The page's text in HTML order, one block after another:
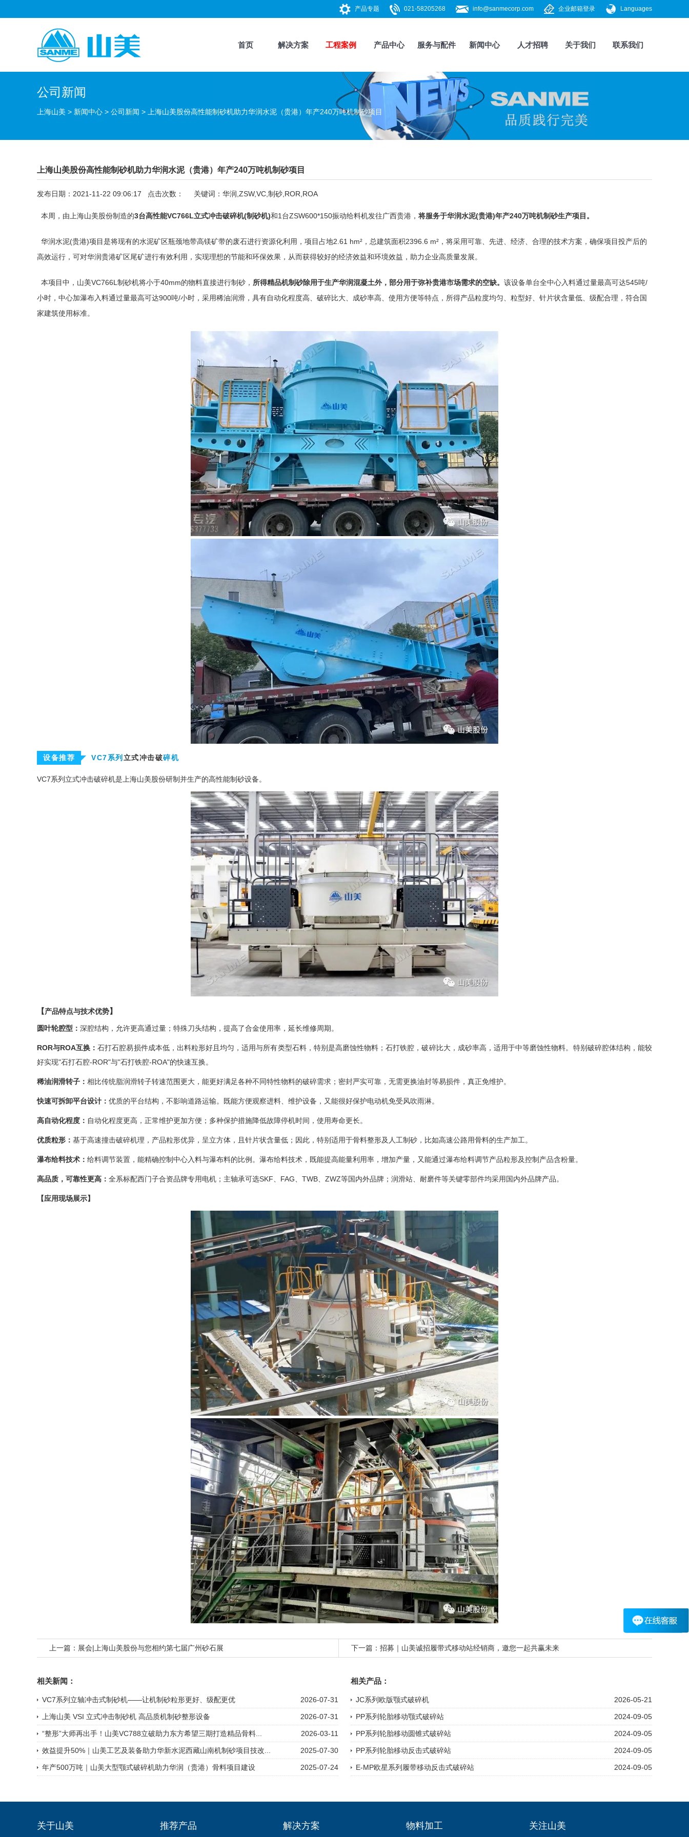
Languages
企业邮箱登录
info@sanmecorp.com
021-58205268
产品专题
首页 解决方案 工程案例 产品中心 服务与配件 新闻中心 人才招聘 关于我们 联系我们
公司新闻
上海山美 > 新闻中心 > 公司新闻 > 上海山美股份高性能制砂机助力华润水泥（贵港）年产240万吨机制砂项目
上海山美股份高性能制砂机助力华润水泥（贵港）年产240万吨机制砂项目
发布日期：2021-11-22 09:06:17 点击次数： 关键词：华润,ZSW,VC,制砂,ROR,ROA
本周，由上海山美股份制造的3台高性能VC766L立式冲击破碎机(制砂机)和1台ZSW600*150振动给料机发往广西贵港， 将服务于华润水泥(贵港)年产240万吨机制砂生产项目。
华润水泥(贵港)项目是将现有的水泥矿区瓶颈地带高镁矿带的废石进行资源化利用，项目占地2.61 hm²，总建筑面积2396.6 m²，将采用可靠、先进、经济、合理的技术方案，确保项目投产后的
高效运行，可对华润贵港矿区尾矿进行有效利用，实现理想的节能和环保效果，从而获得较好的经济效益和环境效益，助力企业高质量发展。
本项目中，山美VC766L制砂机将小于40mm的物料直接进行制砂， 所得精品机制砂除用于生产华润混凝土外，部分用于弥补贵港市场需求的空缺。 该设备单台全中心入料通过量最高可达545吨/
小时，中心加瀑布入料通过量最高可达900吨/小时，采用稀油润滑，具有自动化程度高、破碎比大、成砂率高、使用方便等特点，所得产品粒度均匀、粒型好、针片状含量低、级配合理，符合国
家建筑使用标准。
设备推荐 VC7系列 立式冲击破碎机
VC7系列立式冲击破碎机是上海山美股份研制并生产的高性能制砂设备。
【产品特点与技术优势】
圆叶轮腔型： 深腔结构，允许更高通过量；特殊刀头结构，提高了合金使用率，延长维修周期。
ROR与ROA互换：石打石腔易损件成本低，出料粒形好且均匀，适用与所有类型石料，特别是高磨蚀性物料；石打铁腔，破碎比大，成砂率高，适用于中等磨蚀性物料。特别破碎腔体结构，能较
好实现"石打石腔-ROR"与"石打铁腔-ROA"的快速互换。
稀油润滑转子： 相比传统脂润滑转子转速范围更大，能更好满足各种不同特性物料的破碎需求；密封严实可靠，无需更换油封等易损件，真正免维护。
快速可拆卸平台设计： 优质的平台结构，不影响道路运输。既能方便观察进料、维护设备，又能很好保护电动机免受风吹雨淋。
高自动化程度： 自动化程度更高，正常维护更加方便；多种保护措施降低故障停机时间，使用寿命更长。
优质粒形： 基于高速撞击破碎机理，产品粒形优异，呈立方体，且针片状含量低；因此，特别适用于骨料整形及 人工制砂 ，比如高速公路用骨料的生产加工。
瀑布给料技术： 给料调节装置，能精确控制中心入料与瀑布料的比例。瀑布给料技术，既能提高能量利用率，增加产量，又能通过瀑布给料调节产品粒形及控制产品含粉量。
高品质，可靠性更高： 全系标配西门子合资品牌专用电机；主轴承可选SKF、FAG、TWB、ZWZ等国内外品牌；润滑站、耐磨件等关键零部件均采用国内外品牌产品。
【应用现场展示】
上一篇： 展会|上海山美股份与您相约第七届广州砂石展 下一篇： 招募｜山美诚招履带式移动站经销商，邀您一起共赢未来
相关新闻：
VC7系列立轴冲击式制砂机——让机制砂粒形更好、级配更优 2026-07-31
上海山美 VSI 立式冲击制砂机 高品质机制砂整形设备 2026-07-31
“整形”大师再出手！山美VC788立破助力东方希望三期打造精品骨料... 2026-03-11
效益提升50%｜山美工艺及装备助力华新水泥西藏山南机制砂项目技改... 2025-07-30
年产500万吨｜山美大型颚式破碎机助力华润（贵港）骨料项目建设 2025-07-24
相关产品：
JC系列欧版颚式破碎机 2026-05-21
PP系列轮胎移动颚式破碎站 2024-09-05
PP系列轮胎移动圆锥式破碎站 2024-09-05
PP系列轮胎移动反击式破碎站 2024-09-05
E-MP欧星系列履带移动反击式破碎站 2024-09-05
关于山美 推荐产品 解决方案 物料加工 关注山美